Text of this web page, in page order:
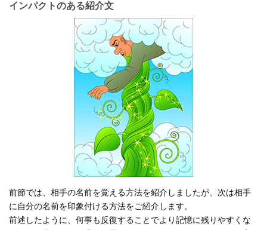
インパクトのある紹介文
前節では、相手の名前を覚える方法を紹介しましたが、次は相手
に自分の名前を印象付ける方法をご紹介します。
前述したように、何事も反復することでより記憶に残りやすくな